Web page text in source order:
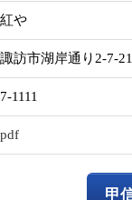
や
訪市湖岸通り2-7-21
1111
甲